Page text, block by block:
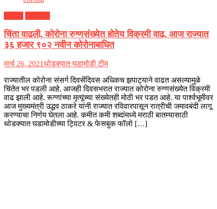
चिंता वाढली, कोरोना रुग्णसंख्येत होतेय विक्रमी वाढ, आज राज्यात
३६ हजार ९०२ नवीन कोरोनाबाधित
मार्च 26, 2021थोडक्यात घडामोडी टीम
राज्यातील कोरोना संसर्ग दिवसेंदिवस अधिकच झपाट्याने वाढत असल्यामुळे
चिंतेत भर पडली आहे. आजही दिवसभरात राज्यात कोरोना रुग्णसंख्येत विक्रमी
वाढ झाली आहे. रूग्णांच्या मृत्यूंच्या संख्येतही मोठी भर पडत आहे. या पार्श्वभूमीवर
आज मुख्यमंत्री उद्धव ठाकरे यांनी राज्यात रविवारपासून रात्रीची जमावबंदी लागू
करण्याचा निर्णय घेतला आहे. कमीत कमी शब्दांमध्ये मराठी बातम्यासाठी
थोडक्यात घडामोडीच्या ट्विटर & फेसबुक फॉलो […]